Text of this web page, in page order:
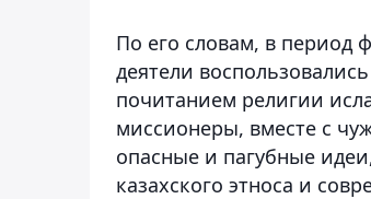
По его словам, в период
деятели
почитанием религии
миссионеры, вместе с
опасные и пагубные
казахского этноса и